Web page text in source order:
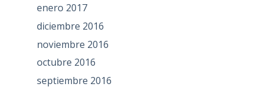
enero 2017
diciembre 2016
noviembre 2016
octubre 2016
septiembre 2016